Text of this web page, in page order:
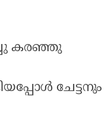
കരഞ്ഞു
ചേട്ടനും